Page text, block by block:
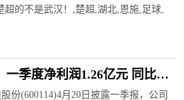
超的不是武汉！,楚超,湖北,恩施,足球,
季度净利润1.26亿元 同比增
份(600114)4月20日披露一季报，公司